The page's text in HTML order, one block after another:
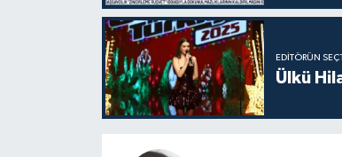
EDITÖRÜN
Ülkü